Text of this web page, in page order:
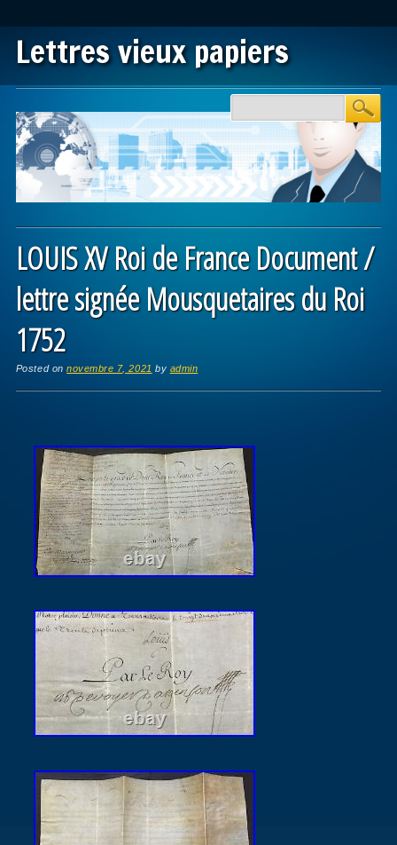
Lettres vieux papiers
Main menu
LOUIS XV Roi de France Document /
lettre signée Mousquetaires du Roi
1752
Posted onnovembre 7, 2021 by admin